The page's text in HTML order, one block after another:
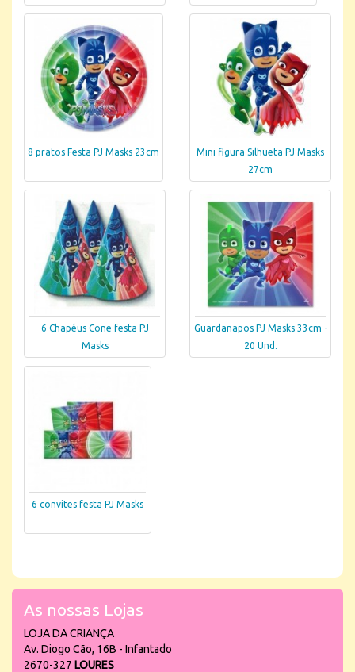
8 pratos Festa PJ Masks 23cm
Mini figura Silhueta PJ Masks
27cm
6 Chapéus Cone festa PJ
Masks
Guardanapos PJ Masks 33cm -
20 Und.
6 convites festa PJ Masks
As nossas Lojas
LOJA DA CRIANÇA
Av. Diogo Cão, 16B - Infantado
2670-327 LOURES